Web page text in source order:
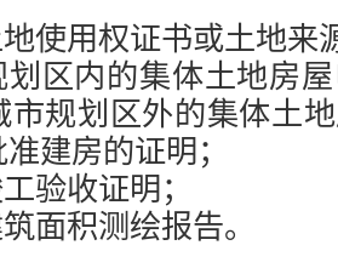
使用权证书或土地来
区内的集体土地房
市规划区外的集体土
建房的证明；
验收证明；
面积测绘报告。